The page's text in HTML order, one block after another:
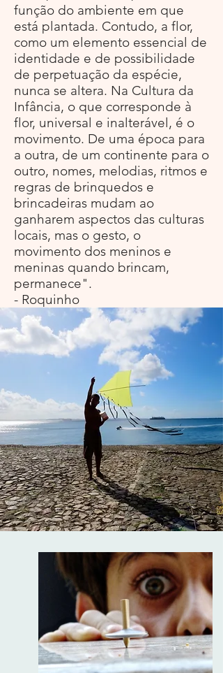
função do ambiente em que
está plantada. Contudo, a flor,
como um elemento essencial de
identidade e de possibilidade
de perpetuação da espécie,
nunca se altera. Na Cultura da
Infância, o que corresponde à
flor, universal e inalterável, é o
movimento. De uma época para
a outra, de um continente para o
outro, nomes, melodias, ritmos e
regras de brinquedos e
brincadeiras mudam ao
ganharem aspectos das culturas
locais, mas o gesto, o
movimento dos meninos e
meninas quando brincam,
permanece".
- Roquinho